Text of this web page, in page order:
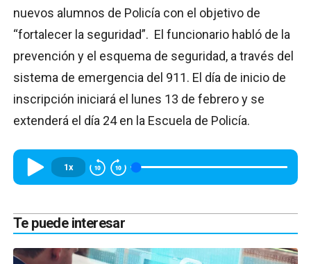
nuevos alumnos de Policía con el objetivo de
“fortalecer la seguridad”. El funcionario habló de la
prevención y el esquema de seguridad, a través del
sistema de emergencia del 911. El día de inicio de
inscripción iniciará el lunes 13 de febrero y se
extenderá el día 24 en la Escuela de Policía.
1x
Te puede interesar